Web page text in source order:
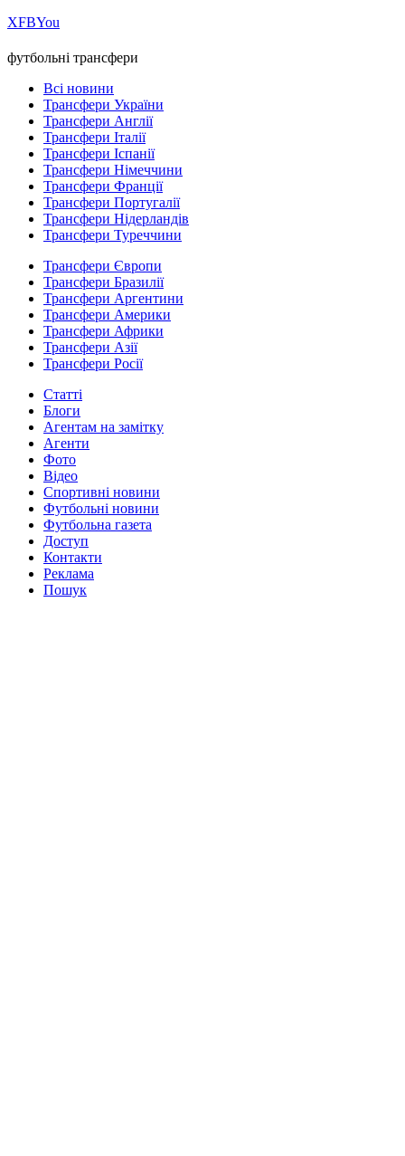
ХFBYou
футбольні трансфери
Всі новини
Трансфери України
Трансфери Англії
Трансфери Італії
Трансфери Іспанії
Трансфери Німеччини
Трансфери Франції
Трансфери Португалії
Трансфери Нідерландів
Трансфери Туреччини
Трансфери Європи
Трансфери Бразилії
Трансфери Аргентини
Трансфери Америки
Трансфери Африки
Трансфери Азії
Трансфери Росії
Статті
Блоги
Агентам на замітку
Агенти
Фото
Відео
Спортивні новини
Футбольні новини
Футбольна газета
Доступ
Контакти
Реклама
Пошук